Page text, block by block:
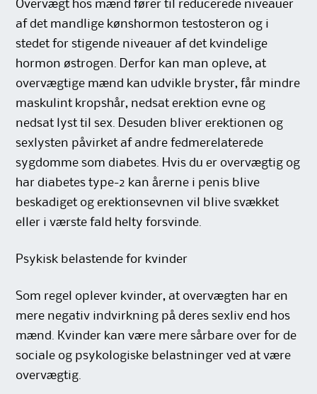
Overvægt hos mænd fører til reducerede niveauer
af det mandlige kønshormon testosteron og i
stedet for stigende niveauer af det kvindelige
hormon østrogen. Derfor kan man opleve, at
overvægtige mænd kan udvikle bryster, får mindre
maskulint kropshår, nedsat erektion evne og
nedsat lyst til sex. Desuden bliver erektionen og
sexlysten påvirket af andre fedmerelaterede
sygdomme som diabetes. Hvis du er overvægtig og
har diabetes type-2 kan årerne i penis blive
beskadiget og erektionsevnen vil blive svækket
eller i værste fald helty forsvinde.
Psykisk belastende for kvinder
Som regel oplever kvinder, at overvægten har en
mere negativ indvirkning på deres sexliv end hos
mænd. Kvinder kan være mere sårbare over for de
sociale og psykologiske belastninger ved at være
overvægtig.